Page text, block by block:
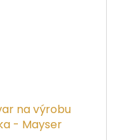
na výrobu
- Mayser